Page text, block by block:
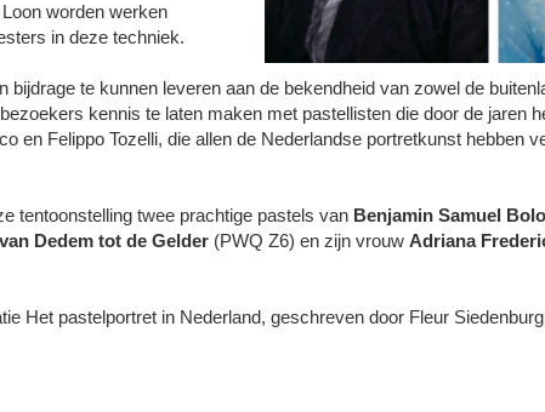
worden werken
in deze techniek.
te kunnen leveren aan de bekendheid van zowel de
kennis te laten maken met pastellisten die door de jaren
en Felippo Tozelli, die allen de Nederlandse portretkunst hebben
tentoonstelling twee prachtige pastels van Benjamin Samuel
Dedem tot de Gelder (PWQ Z6) en zijn vrouw Adriana
Het pastelportret in Nederland, geschreven door Fleur